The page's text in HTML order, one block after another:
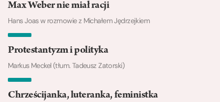
Max Weber nie miał racji
Hans Joas w rozmowie z Michałem Jędrzejkiem
Protestantyzm i polityka
Markus Meckel (tłum. Tadeusz Zatorski)
Chrześcijanka, luteranka, feministka